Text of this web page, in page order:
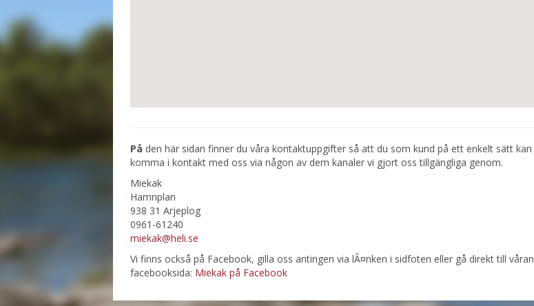
På den här sidan finner du våra kontaktuppgifter så att du som kund på ett enkelt sätt kan
komma i kontakt med oss via någon av dem kanaler vi gjort oss tillgängliga genom.
Miekak
Hamnplan
938 31 Arjeplog
0961-61240
miekak@heli.se
Vi finns också på Facebook, gilla oss antingen via lÃ¤nken i sidfoten eller gå direkt till våran
facebooksida: Miekak på Facebook